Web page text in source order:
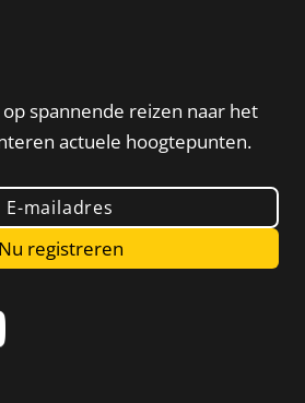
spannende reizen naar het
actuele hoogtepunten.
E-mailadres
Nu registreren